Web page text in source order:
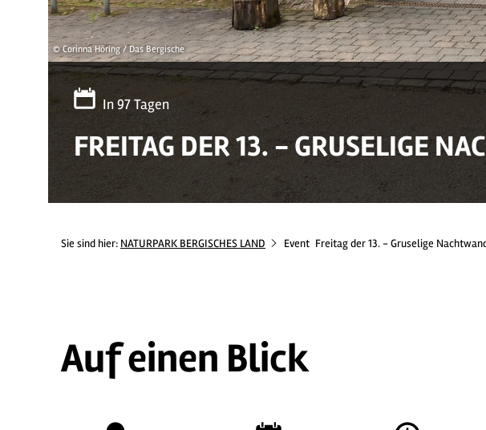
© Corinna Höring / Das Bergische
In 97 Tagen
FREITAG DER 13. - GRUSELIGE
Sie sind hier: NATURPARK BERGISCHES LAND Event Freitag der 13. - Gruselige
Auf einen Blick